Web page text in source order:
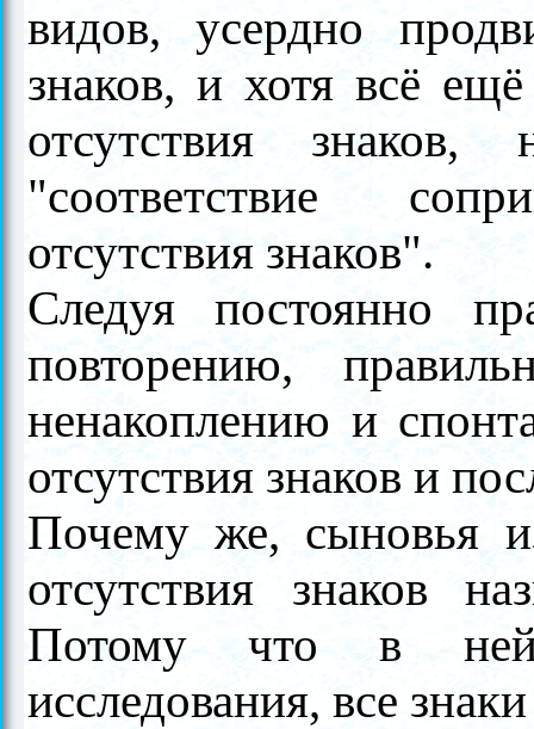
видов, усердно
знаков, и хотя всё
отсутствия
"соответствие
отсутствия знаков".
Следуя постоянно
повторению,
ненакоплению и
отсутствия знаков и
Почему же, сыновья
отсутствия знаков
Потому что в ней
исследования, все